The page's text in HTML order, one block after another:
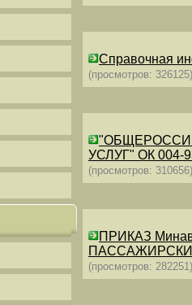
Справочная
(просмотров: 326125)
УСЛУГ" ОК 004-
(просмотров: 310656)
ПРИКАЗ
(просмотров: 282251)